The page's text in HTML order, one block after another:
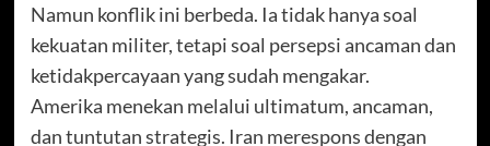
Namun konflik ini berbeda. Ia tidak hanya soal
kekuatan militer, tetapi soal persepsi ancaman dan
ketidakpercayaan yang sudah mengakar.
Amerika menekan melalui ultimatum, ancaman,
dan tuntutan strategis. Iran merespons dengan